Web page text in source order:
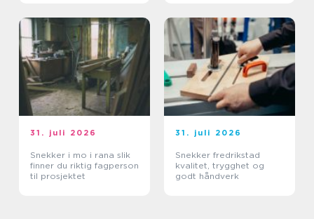
31. juli 2026
Snekker i mo i rana slik
finner du riktig fagperson
til prosjektet
31. juli 2026
Snekker fredrikstad
kvalitet, trygghet og
godt håndverk